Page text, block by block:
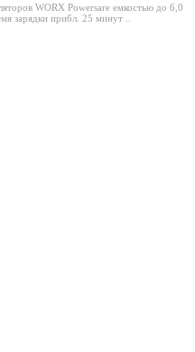
WORX Powersare емкостью до 6,0
зарядки прибл. 25 минут ..